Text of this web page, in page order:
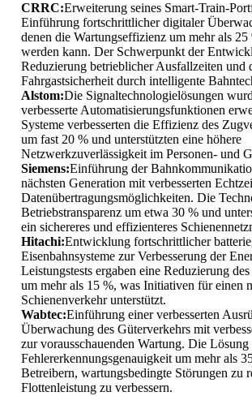
CRRC:Erweiterung seines Smart-Train-
Einführung fortschrittlicher digitaler
denen die Wartungseffizienz um mehr als 25
werden kann. Der Schwerpunkt der
Reduzierung betrieblicher Ausfallzeiten und
Fahrgastsicherheit durch intelligente
Alstom:Die Signaltechnologielösungen
verbesserte Automatisierungsfunktionen
Systeme verbesserten die Effizienz des
um fast 20 % und unterstützten eine höhere
Netzwerkzuverlässigkeit im Personen- und
Siemens:Einführung der
nächsten Generation mit verbesserten
Datenübertragungsmöglichkeiten. Die
Betriebstransparenz um etwa 30 % und
ein sichereres und effizienteres
Hitachi:Entwicklung fortschrittlicher
Eisenbahnsysteme zur Verbesserung der
Leistungstests ergaben eine Reduzierung
um mehr als 15 %, was Initiativen für einen
Schienenverkehr unterstützt.
Wabtec:Einführung einer verbesserten
Überwachung des Güterverkehrs mit
zur vorausschauenden Wartung. Die Lösung
Fehlererkennungsgenauigkeit um mehr als
Betreibern, wartungsbedingte Störungen zu
Flottenleistung zu verbessern.